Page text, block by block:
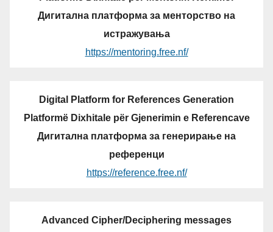
Дигитална платформа за менторство на
истражувања
https://mentoring.free.nf/
Digital Platform for References Generation
Platformë Dixhitale për Gjenerimin e Referencave
Дигитална платформа за генерирање на
референци
https://reference.free.nf/
Advanced Cipher/Deciphering messages